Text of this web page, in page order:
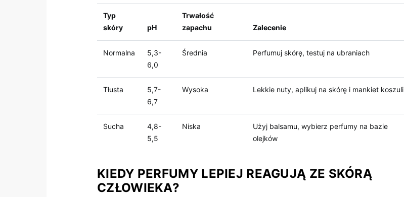
Typ
skóry
pH
Trwałość
zapachu
Zalecenie
Normalna
5,3-
6,0
Średnia Perfumuj skórę, testuj na ubraniach
Tłusta
5,7-
6,7
Wysoka Lekkie nuty, aplikuj na skórę i mankiet koszuli
Sucha
4,8-
5,5
Niska
Użyj balsamu, wybierz perfumy na bazie
olejków
KIEDY PERFUMY LEPIEJ REAGUJĄ ZE SKÓRĄ
CZŁOWIEKA?